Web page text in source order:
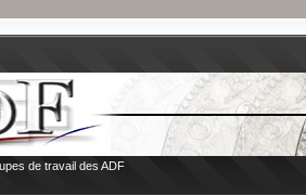
de travail des ADF